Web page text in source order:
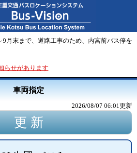
9月末まで、道路工事のため、内宮前バス停を
らせがあります
車両指定
2026/08/07 06:01 更新